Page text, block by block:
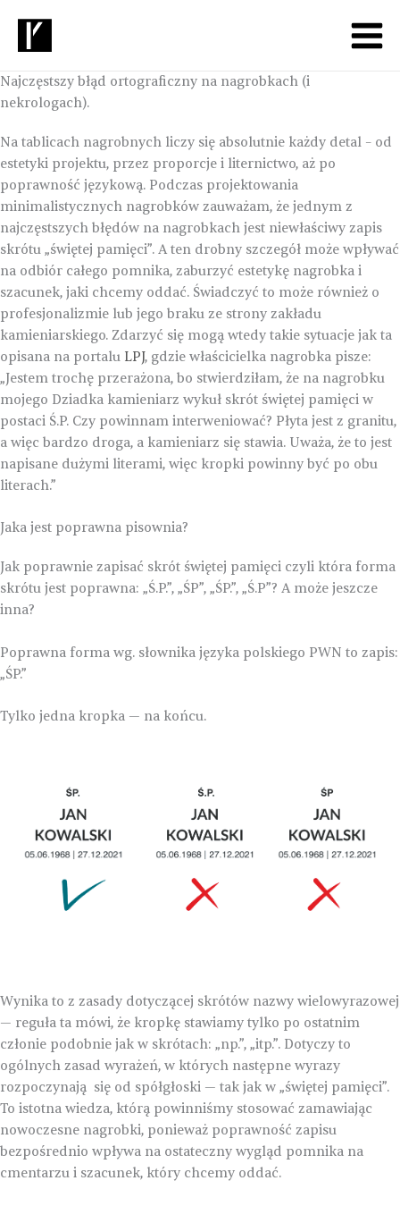
treści
Najczęstszy błąd ortograficzny na nagrobkach (i
nekrologach).
Na tablicach nagrobnych liczy się absolutnie każdy detal – od
estetyki projektu, przez proporcje i liternictwo, aż po
poprawność językową. Podczas projektowania
minimalistycznych nagrobków zauważam, że jednym z
najczęstszych błędów na nagrobkach jest niewłaściwy zapis
skrótu „świętej pamięci”. A ten drobny szczegół może wpływać
na odbiór całego pomnika, zaburzyć estetykę nagrobka i
szacunek, jaki chcemy oddać. Świadczyć to może również o
profesjonalizmie lub jego braku ze strony zakładu
kamieniarskiego. Zdarzyć się mogą wtedy takie sytuacje jak ta
opisana na portalu LPJ, gdzie właścicielka nagrobka pisze:
„Jestem trochę przerażona, bo stwierdziłam, że na nagrobku
mojego Dziadka kamieniarz wykuł skrót świętej pamięci w
postaci Ś.P. Czy powinnam interweniować? Płyta jest z granitu,
a więc bardzo droga, a kamieniarz się stawia. Uważa, że to jest
napisane dużymi literami, więc kropki powinny być po obu
literach.”
Jaka jest poprawna pisownia?
Jak poprawnie zapisać skrót świętej pamięci czyli która forma
skrótu jest poprawna: „Ś.P.”, „ŚP”, „ŚP.”, „Ś.P”? A może jeszcze
inna?
Poprawna forma wg. słownika języka polskiego PWN to zapis:
„ŚP.”
Tylko jedna kropka — na końcu.
Wynika to z zasady dotyczącej skrótów nazwy wielowyrazowej
— reguła ta mówi, że kropkę stawiamy tylko po ostatnim
członie podobnie jak w skrótach: „np.”, „itp.”. Dotyczy to
ogólnych zasad wyrażeń, w których następne wyrazy
rozpoczynają się od spółgłoski — tak jak w „świętej pamięci”.
To istotna wiedza, którą powinniśmy stosować zamawiając
nowoczesne nagrobki, ponieważ poprawność zapisu
bezpośrednio wpływa na ostateczny wygląd pomnika na
cmentarzu i szacunek, który chcemy oddać.